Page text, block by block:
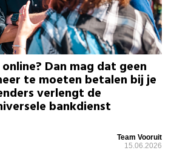
Dan mag dat geen
te moeten betalen bij je
verlengt de
bankdienst
Team Vooruit
15.06.2026